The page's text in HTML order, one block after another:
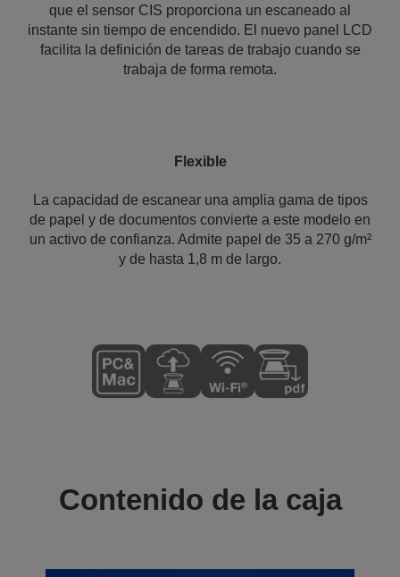
que el sensor CIS proporciona un escaneado al
instante sin tiempo de encendido. El nuevo panel LCD
facilita la definición de tareas de trabajo cuando se
trabaja de forma remota.
Flexible
La capacidad de escanear una amplia gama de tipos
de papel y de documentos convierte a este modelo en
un activo de confianza. Admite papel de 35 a 270 g/m²
y de hasta 1,8 m de largo.
Contenido de la caja